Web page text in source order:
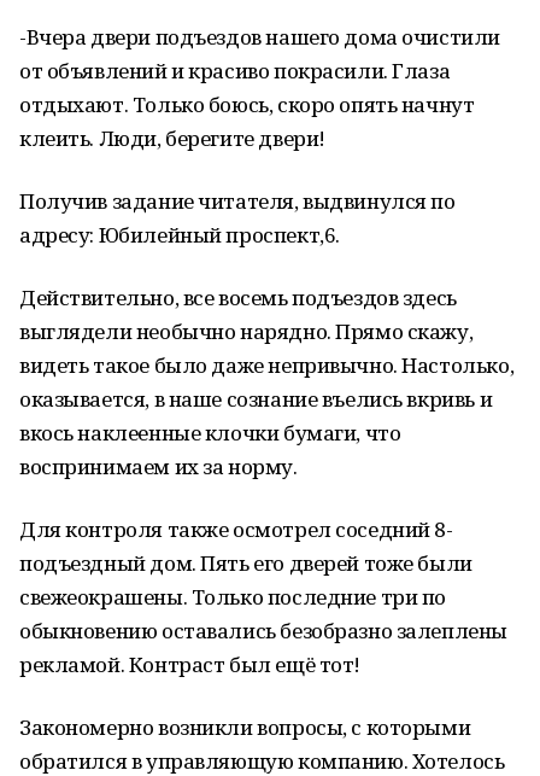
-Вчера двери подъездов нашего дома очистили
от объявлений и красиво покрасили. Глаза
отдыхают. Только боюсь, скоро опять начнут
клеить. Люди, берегите двери!
Получив задание читателя, выдвинулся по
адресу: Юбилейный проспект,6.
Действительно, все восемь подъездов здесь
выглядели необычно нарядно. Прямо скажу,
видеть такое было даже непривычно. Настолько,
оказывается, в наше сознание въелись вкривь и
вкось наклеенные клочки бумаги, что
воспринимаем их за норму.
Для контроля также осмотрел соседний 8-
подъездный дом. Пять его дверей тоже были
свежеокрашены. Только последние три по
обыкновению оставались безобразно залеплены
рекламой. Контраст был ещё тот!
Закономерно возникли вопросы, с которыми
обратился в управляющую компанию. Хотелось